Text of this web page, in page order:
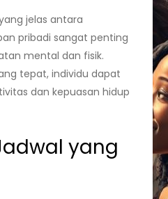
jelas antara
pribadi sangat penting
mental dan fisik.
tepat, individu dapat
dan kepuasan hidup
yang